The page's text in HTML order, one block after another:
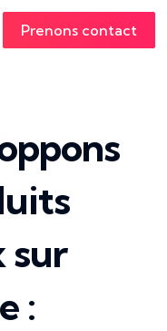
Prenons contact
sur
: